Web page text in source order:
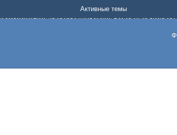
можно найти подходящий вариант дополнительной
сайт не платит, то указывайте в теме что это лохотрон,
темы, размещайте объявления со своими
Активные темы